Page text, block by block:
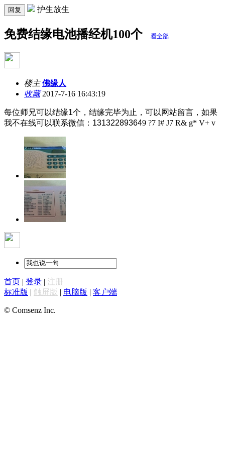
回复 护生放生
免费结缘电池播经机100个 看全部
楼主 佛缘人
收藏2017-7-16 16:43:19
每位师兄可以结缘1个，结缘完毕为止，可以网站留言，如果
我不在线可以联系微信：131322893649 ?7 I# J7 R& g* V+ v
首页 | 登录 | 注册
标准版 | 触屏版 | 电脑版 | 客户端
© Comsenz Inc.